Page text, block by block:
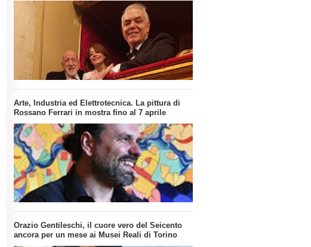
Arte, Industria ed Elettrotecnica. La pittura di
Rossano Ferrari in mostra fino al 7 aprile
Orazio Gentileschi, il cuore vero del Seicento
ancora per un mese ai Musei Reali di Torino